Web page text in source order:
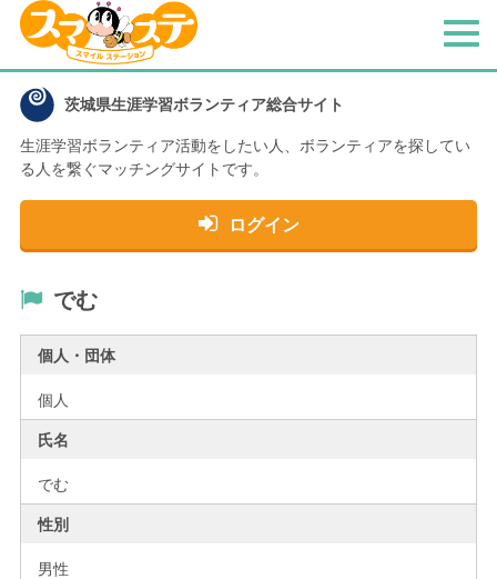
茨城県生涯学習ボランティア総合サイト
生涯学習ボランティア活動をしたい人、 ボランティアを探してい
る人を繋ぐマッチングサイトです。
ログイン
メ
でむ
個人・団体
個人
氏名
でむ
性別
男性